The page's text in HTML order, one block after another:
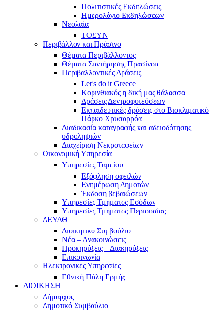
Πολιτιστικές Εκδηλώσεις
Ημερολόγιο Εκδηλώσεων
Νεολαία
ΤΟΣΥΝ
Περιβάλλον και Πράσινο
Θέματα Περιβάλλοντος
Θέματα Συντήρησης Πρασίνου
Περιβαλλοντικές Δράσεις
Let’s do it Greece
Kορινθιακός η δική μας θάλασσα
Δράσεις Δεντροφυτεύσεων
Εκπαιδευτικές δράσεις στο Βιοκλιματικό
Πάρκο Χρυσορρόα
Διαδικασία καταγραφής και αδειοδότησης
υδροληψιών
Διαχείριση Νεκροταφείων
Οικονομική Υπηρεσία
Υπηρεσίες Ταμείου
Εξόφληση οφειλών
Ενημέρωση Δημοτών
Έκδοση βεβαιώσεων
Υπηρεσίες Τμήματος Εσόδων
Υπηρεσίες Τμήματος Περιουσίας
ΔΕΥΑΘ
Διοικητικό Συμβούλιο
Νέα – Ανακοινώσεις
Προκηρύξεις – Διακηρύξεις
Επικοινωνία
Ηλεκτρονικές Υπηρεσίες
Εθνική Πύλη Ερμής
ΔΙΟΙΚΗΣΗ
Δήμαρχος
Δημοτικό Συμβούλιο